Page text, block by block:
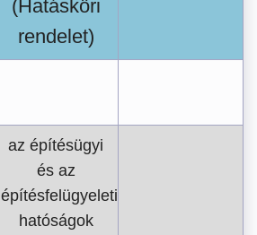
(Hatásköri
rendelet)
az építésügyi
és az
építésfelügyeleti
hatóságok